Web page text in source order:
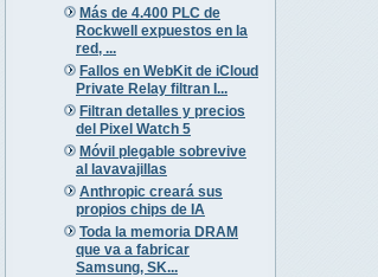
Más de 4.400 PLC de
Rockwell expuestos en la
red, ...
Fallos en WebKit de iCloud
Private Relay filtran I...
Filtran detalles y precios
del Pixel Watch 5
Móvil plegable sobrevive
al lavavajillas
Anthropic creará sus
propios chips de IA
Toda la memoria DRAM
que va a fabricar
Samsung, SK...